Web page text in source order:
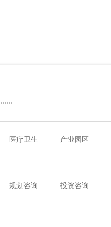
医疗卫生 产业园区
规划咨询 投资咨询